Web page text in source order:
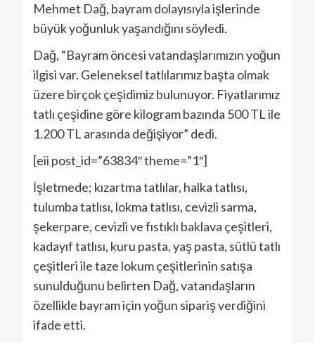
Mehmet Dağ, bayram dolayısıyla işlerinde
büyük yoğunluk yaşandığını söyledi.
Dağ, “Bayram öncesi vatandaşlarımızın yoğun
ilgisi var. Geleneksel tatlılarımız başta olmak
üzere birçok çeşidimiz bulunuyor. Fiyatlarımız
tatlı çeşidine göre kilogram bazında 500 TL ile
1.200 TL arasında değişiyor” dedi.
[eii post_id=”63834″ theme=”1″]
İşletmede; kızartma tatlılar, halka tatlısı,
tulumba tatlısı, lokma tatlısı, cevizli sarma,
şekerpare, cevizli ve fıstıklı baklava çeşitleri,
kadayıf tatlısı, kuru pasta, yaş pasta, sütlü tatlı
çeşitleri ile taze lokum çeşitlerinin satışa
sunulduğunu belirten Dağ, vatandaşların
özellikle bayram için yoğun sipariş verdiğini
ifade etti.